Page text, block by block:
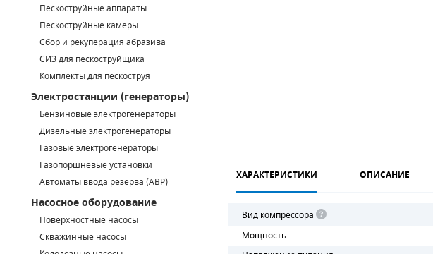
Пескоструйные аппараты
Пескоструйные камеры
Сбор и рекуперация абразива
СИЗ для пескоструйщика
Комплекты для пескоструя
Электростанции (генераторы)
Бензиновые электрогенераторы
Дизельные электрогенераторы
Газовые электрогенераторы
Газопоршневые установки
Автоматы ввода резерва (АВР)
Насосное оборудование
Поверхностные насосы
Скважинные насосы
ХАРАКТЕРИСТИКИ ОПИСАНИЕ
Вид компрессора
Мощность
ОБРАТНЫЕ КЛАПАНЫ
КЛАПАНЫ МИНИМАЛЬНОГО ДАВЛЕНИЯ
РЕЛЕ ДАВЛЕНИЯ ДЛЯ ДЛЯ КОМПРЕССОРОВ
ДАТЧИКИ
РУКАВА ВЫСОКОГО ДАВЛЕНИЯ (РВД)
ЗАПЧАСТИ ДЛЯ ВИНТОВЫХ КОМПРЕССОРОВ
СМЕННЫЕ ЭЛЕМЕНТЫ МАГИСТРАЛЬНЫХ ФИЛЬТРОВ